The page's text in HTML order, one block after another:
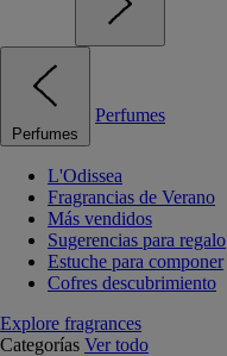
Perfumes
Perfumes
L'Odissea
Fragrancias de Verano
Más vendidos
Sugerencias para regalo
Estuche para componer
Cofres descubrimiento
Explore fragrances
Categorías Ver todo